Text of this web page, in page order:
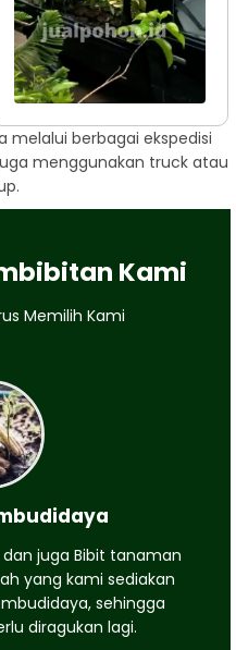
melalui berbagai ekspedisi
menggunakan truck atau
Kami
Memilih Kami
juga Bibit tanaman
yang kami sediakan
sehingga
diragukan lagi.